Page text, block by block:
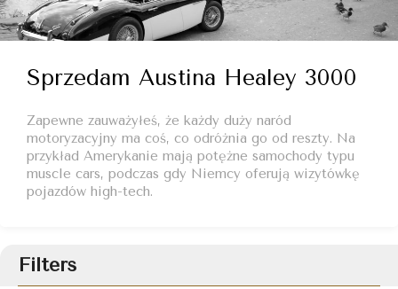
Sprzedam Austina Healey 3000
Zapewne zauważyłeś, że każdy duży naród
motoryzacyjny ma coś, co odróżnia go od reszty. Na
przykład Amerykanie mają potężne samochody typu
muscle cars, podczas gdy Niemcy oferują wizytówkę
pojazdów high-tech.
Filters